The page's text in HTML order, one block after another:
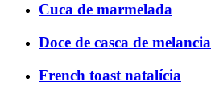
Cuca de marmelada
Doce de casca de melancia
French toast natalícia